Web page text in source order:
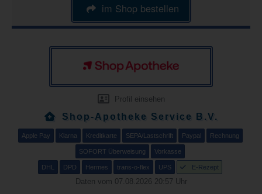
im Shop bestellen
Profil einsehen
Shop-Apotheke Service B.V.
Apple Pay Klarna Kreditkarte SEPA/Lastschrift Paypal Rechnung
SOFORT Überweisung Vorkasse
DHL DPD Hermes trans-o-flex UPS E-Rezept
Daten vom 07.08.2026 20:57 Uhr